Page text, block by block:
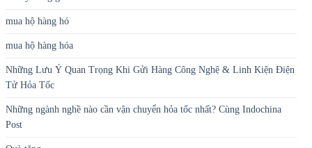
mua hộ hàng hó
mua hộ hàng hóa
Những Lưu Ý Quan Trọng Khi Gửi Hàng Công Nghệ & Linh Kiện Điện
Tử Hỏa Tốc
Những ngành nghề nào cần vận chuyển hỏa tốc nhất? Cùng Indochina
Post